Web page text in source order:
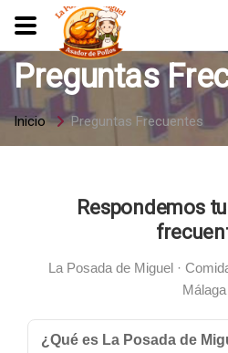
Preguntas
Inicio Preguntas Frecuentes
Respondemos
La Posada de Miguel ·
Málaga
¿Qué es La Posada de